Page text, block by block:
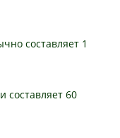
составляет 1
составляет 60